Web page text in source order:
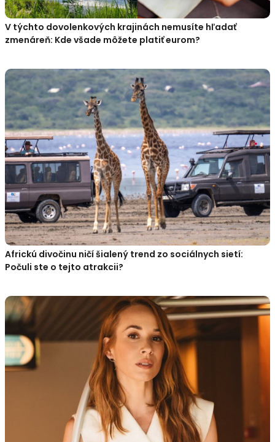
V týchto dovolenkových krajinách nemusíte hľadať
zmenáreň: Kde všade môžete platiť eurom?
Africkú divočinu ničí šialený trend zo sociálnych sietí:
Počuli ste o tejto atrakcii?